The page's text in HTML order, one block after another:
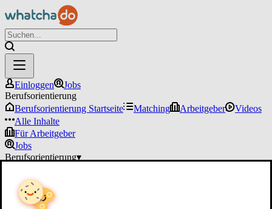
Einloggen
Jobs
Berufsorientierung
Berufsorientierung Startseite
Matching Arbeitgeber
Videos
Alle Inhalte
Für Arbeitgeber
Jobs
Berufsorientierung▾